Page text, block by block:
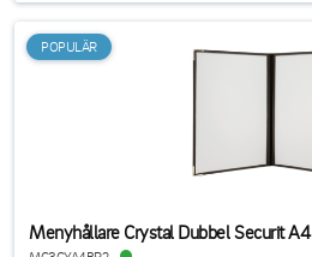
POPULÄR
Menyhållare Crystal Dubbel Securit A4